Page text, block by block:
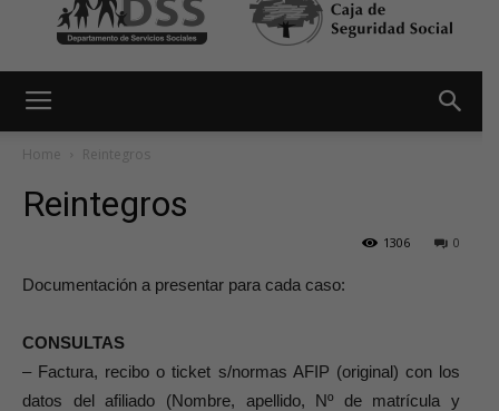
Home Reintegros
Reintegros
0
1306
Documentación a presentar para cada caso:
CONSULTAS
– Factura, recibo o ticket s/normas AFIP (original) con los
datos del afiliado (Nombre, apellido, Nº de matrícula y